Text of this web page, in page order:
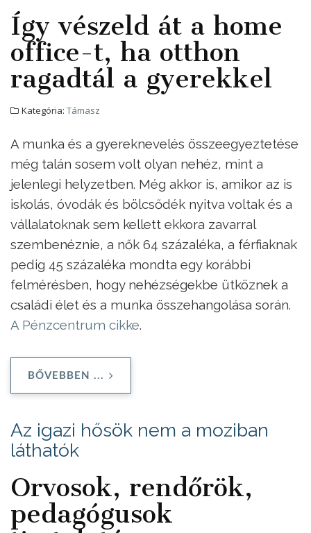
Így vészeld át a home
office-t, ha otthon
ragadtál a gyerekkel
Kategória: Támasz
A munka és a gyereknevelés összeegyeztetése
még talán sosem volt olyan nehéz, mint a
jelenlegi helyzetben. Még akkor is, amikor az is
iskolás, óvodák és bölcsődék nyitva voltak és a
vállalatoknak sem kellett ekkora zavarral
szembenéznie, a nők 64 százaléka, a férfiaknak
pedig 45 százaléka mondta egy korábbi
felmérésben, hogy nehézségekbe ütköznek a
családi élet és a munka összehangolása során.
A Pénzcentrum cikke.
BŐVEBBEN ...
Az igazi hősök nem a moziban
láthatók
Orvosok, rendőrök,
pedagógusok